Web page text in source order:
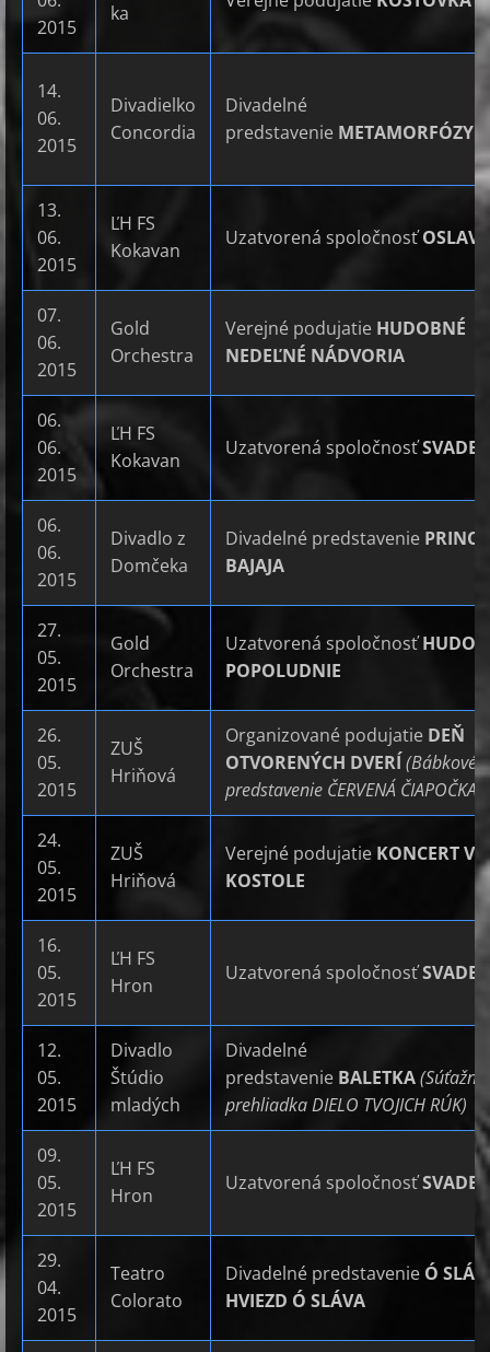
2015
ka
14.
06.
2015
Divadielko
Concordia
Divadelné
predstavenie METAMORFÓZY
13.
06.
2015
ĽH FS
Kokavan
Uzatvorená spoločnosťOSLAVA
07.
06.
2015
Gold
Orchestra
Verejné podujatie HUDOBNÉ
NEDEĽNÉ NÁDVORIA
06.
06.
2015
ĽH FS
Kokavan
Uzatvorená spoločnosť
06.
06.
2015
Divadlo z
Domčeka
Divadelné predstavenie PRINC
BAJAJA
27.
05.
2015
Gold
Orchestra
Uzatvorená spoločnosť
POPOLUDNIE
26.
05.
2015
ZUŠ
Hriňová
Organizované podujatie DEŇ
OTVORENÝCH DVERÍ (Bábkové
predstavenie ČERVENÁ ČIAPOČKA)
24.
05.
2015
ZUŠ
Hriňová
Verejné podujatie KONCERT V
KOSTOLE
16.
05.
2015
ĽH FS
Hron
Uzatvorená spoločnosť
12.
05.
2015
Divadlo
Štúdio
mladých
Divadelné
predstavenie BALETKA(Súťažná
prehliadka DIELO TVOJICH RÚK)
09.
05.
2015
ĽH FS
Hron
Uzatvorená spoločnosť
29.
04.
2015
Teatro
Colorato
Divadelné predstavenie Ó
HVIEZD Ó SLÁVA